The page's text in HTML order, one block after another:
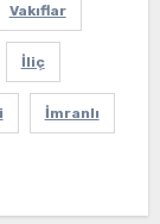
Vakıflar
İliç
İmranlı